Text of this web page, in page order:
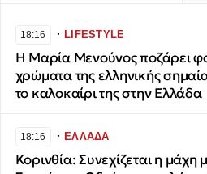
18:16 ∙LIFESTYLE
Η Μαρία Μενούνος ποζάρει
χρώματα της ελληνικής
το καλοκαίρι της στην Ελλάδα
18:16 ∙ΕΛΛΑΔΑ
Κορινθία: Συνεχίζεται η μάχη